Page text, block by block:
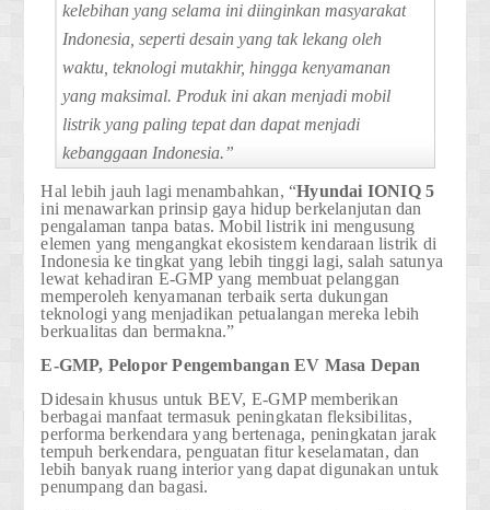
kelebihan yang selama ini diinginkan masyarakat
Indonesia, seperti desain yang tak lekang oleh
waktu, teknologi mutakhir, hingga kenyamanan
yang maksimal. Produk ini akan menjadi mobil
listrik yang paling tepat dan dapat menjadi
kebanggaan Indonesia.”
Hal lebih jauh lagi menambahkan, “Hyundai IONIQ 5
ini menawarkan prinsip gaya hidup berkelanjutan dan
pengalaman tanpa batas. Mobil listrik ini mengusung
elemen yang mengangkat ekosistem kendaraan listrik di
Indonesia ke tingkat yang lebih tinggi lagi, salah satunya
lewat kehadiran E-GMP yang membuat pelanggan
memperoleh kenyamanan terbaik serta dukungan
teknologi yang menjadikan petualangan mereka lebih
berkualitas dan bermakna.”
E-GMP, Pelopor Pengembangan EV Masa Depan
Didesain khusus untuk BEV, E-GMP memberikan
berbagai manfaat termasuk peningkatan fleksibilitas,
performa berkendara yang bertenaga, peningkatan jarak
tempuh berkendara, penguatan fitur keselamatan, dan
lebih banyak ruang interior yang dapat digunakan untuk
penumpang dan bagasi.